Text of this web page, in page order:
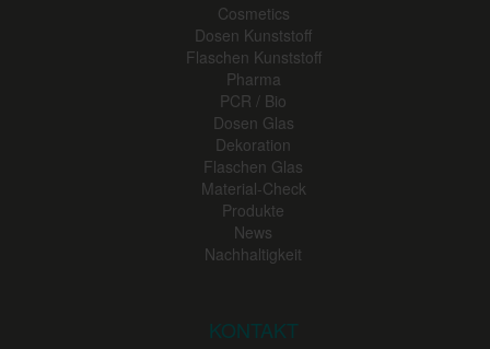
Cosmetics
Dosen Kunststoff
Flaschen Kunststoff
Pharma
PCR / Bio
Dosen Glas
Dekoration
Flaschen Glas
Material-Check
Produkte
News
Nachhaltigkeit
KONTAKT